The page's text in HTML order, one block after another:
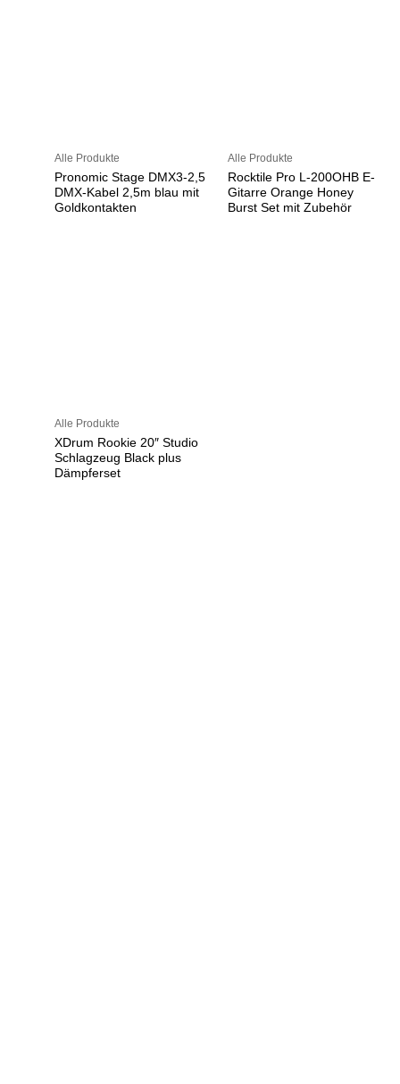
Alle Produkte
Pronomic Stage DMX3-2,5
DMX-Kabel 2,5m blau mit
Goldkontakten
Alle Produkte
Rocktile Pro L-200OHB E-
Gitarre Orange Honey
Burst Set mit Zubehör
Alle Produkte
XDrum Rookie 20″ Studio
Schlagzeug Black plus
Dämpferset